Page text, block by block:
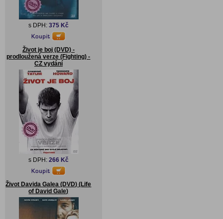
s DPH: 375 Kč
Život je boj (DVD) -
prodloužená verze (Fighting) -
CZ vydání
s DPH: 266 Kč
Život Davida Galea (DVD) (Life
of David Gale)